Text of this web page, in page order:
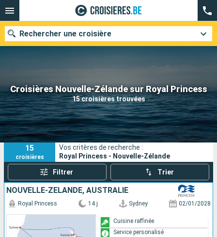
Croisières Nouvelle-Zélande sur Royal Princess
15 croisières trouvées
Rechercher une croisière
Nos destinations
Mois de départ
Ports Compagnies
Rechercher
15
croisières
Vos critères de recherche :
Royal Princess - Nouvelle-Zélande
Filtrer Trier
NOUVELLE-ZÉLANDE, AUSTRALIE
Royal Princess 14 j Sydney 02/01/2028
Cuisine raffinée
Service personalisé